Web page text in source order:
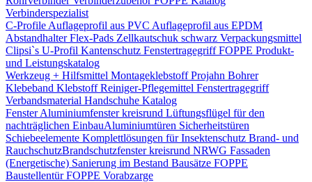
Verbinderspezialist
C-Profile Auflageprofil aus PVC Auflageprofil aus EPDM
Abstandhalter Flex-Pads Zellkautschuk schwarz Verpackungsmittel
Clipsi`s U-Profil Kantenschutz Fenstertragegriff FOPPE Produkt-
und Leistungskatalog
Werkzeug + Hilfsmittel Montageklebstoff Projahn Bohrer
Klebeband Klebstoff Reiniger-Pflegemittel Fenstertragegriff
Verbandsmaterial Handschuhe Katalog
Fenster Aluminiumfenster kreisrund Lüftungsflügel für den
nachträglichen Einbau​Aluminiumtüren Sicherheitstüren
Schiebeelemente Komplettlösungen für Insektenschutz Brand- und
Rauchschutz​Brandschutzfenster kreisrund NRWG Fassaden
(Energetische) Sanierung im Bestand Bausätze FOPPE
Baustellentür FOPPE Vorabzarge